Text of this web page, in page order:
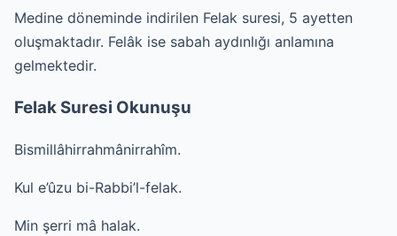
Medine döneminde indirilen Felak suresi, 5 ayetten
oluşmaktadır. Felâk ise sabah aydınlığı anlamına
gelmektedir.
Felak Suresi Okunuşu
Bismillâhirrahmânirrahîm.
Kul e’ûzu bi-Rabbi’l-felak.
Min şerri mâ halak.